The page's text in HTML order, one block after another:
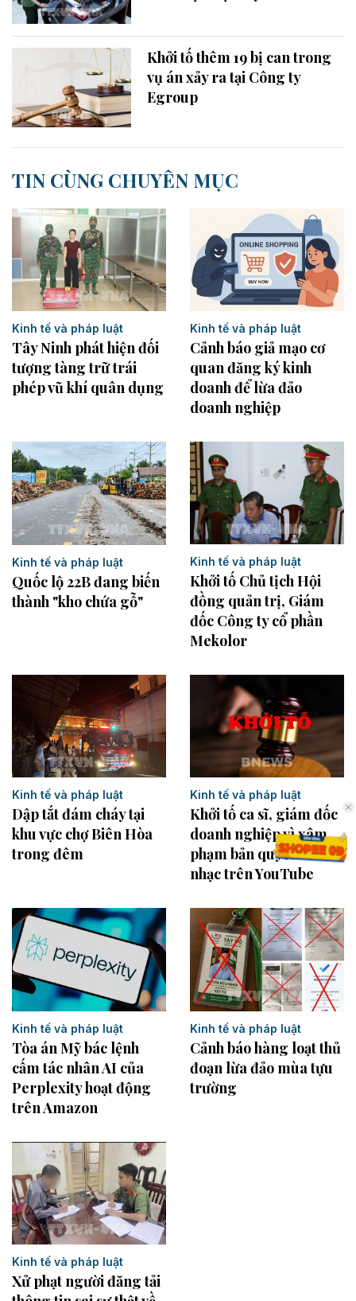
Khởi tố thêm 19 bị can trong
vụ án xảy ra tại Công ty
Egroup
TIN CÙNG CHUYÊN MỤC
Kinh tế và pháp luật
Tây Ninh phát hiện đối
tượng tàng trữ trái
phép vũ khí quân dụng
Kinh tế và pháp luật
Cảnh báo giả mạo cơ
quan đăng ký kinh
doanh để lừa đảo
doanh nghiệp
Kinh tế và pháp luật
Quốc lộ 22B đang biến
thành "kho chứa gỗ"
Kinh tế và pháp luật
Khởi tố Chủ tịch Hội
đồng quản trị, Giám
đốc Công ty cổ phần
Mekolor
Kinh tế và pháp luật
Dập tắt đám cháy tại
khu vực chợ Biên Hòa
trong đêm
Kinh tế và pháp luật
Khởi tố ca sĩ, giám đốc
doanh nghiệp vì xâm
phạm bản quyền âm
nhạc trên YouTube
Kinh tế và pháp luật
Tòa án Mỹ bác lệnh
cấm tác nhân AI của
Perplexity hoạt động
trên Amazon
Kinh tế và pháp luật
Cảnh báo hàng loạt thủ
đoạn lừa đảo mùa tựu
trường
Kinh tế và pháp luật
Xử phạt người đăng tải